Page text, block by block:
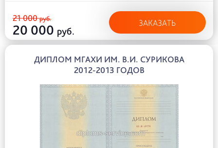
21 000руб.
20 000 руб.
ЗАКАЗАТЬ
ДИПЛОМ МГАХИ ИМ. В.И. СУРИКОВА
2012-2013 ГОДОВ